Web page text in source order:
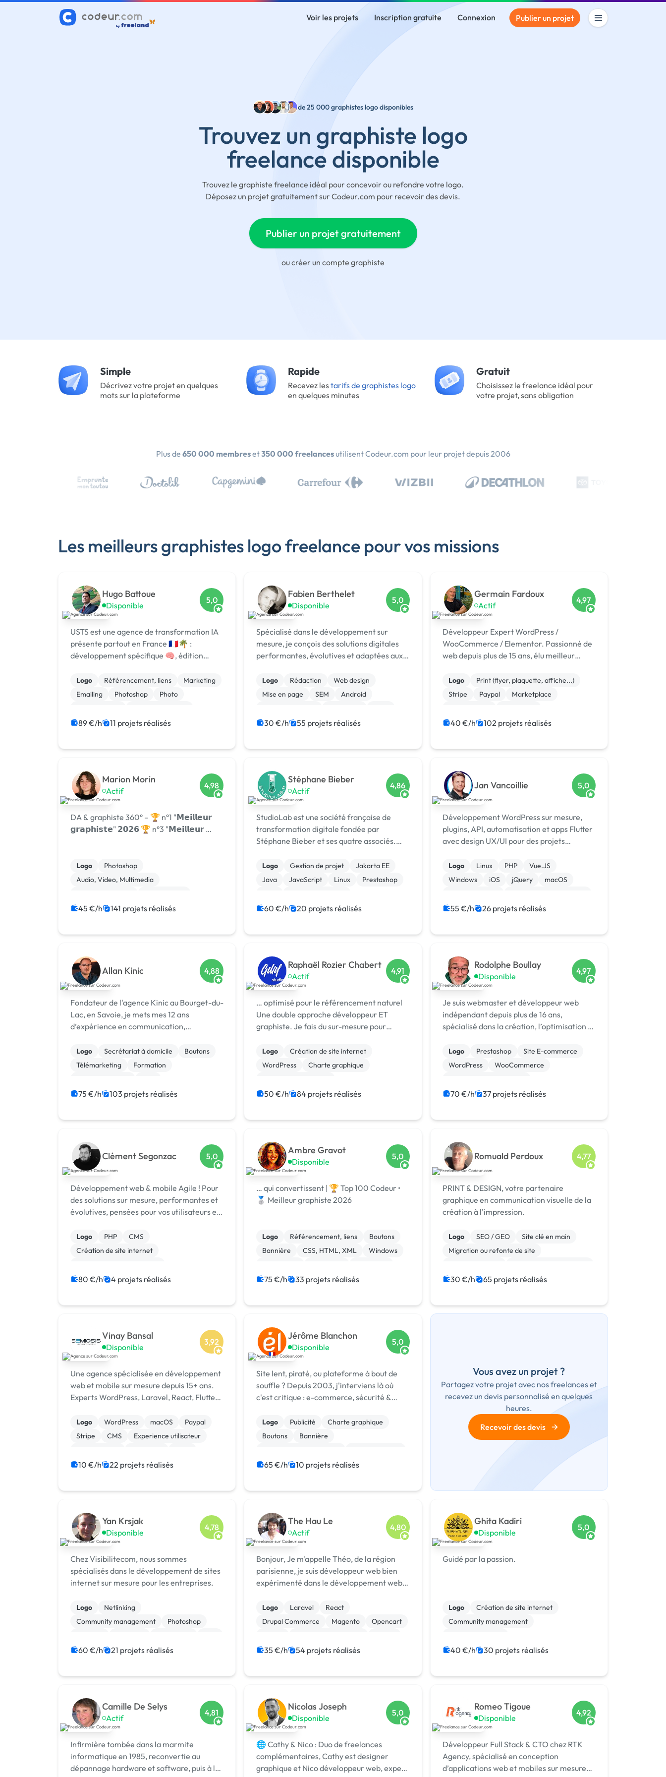
Voir les projets Inscription gratuite Connexion Publier un projet
de 25 000 graphistes logo disponibles
Trouvez un graphiste logo
freelance disponible
Trouvez le graphiste freelance idéal pour concevoir ou refondre votre logo.
Déposez un projet gratuitement sur Codeur.com pour recevoir des devis.
Publier un projet gratuitement
oucréer un compte graphiste
Simple
Décrivez votre projet en quelques
mots sur la plateforme
Rapide
Recevez lestarifs de graphistes logo
en quelques minutes
Gratuit
Choisissez le freelance idéal pour
votre projet, sans obligation
Plus de 650 000 membreset350 000 freelancesutilisent Codeur.com pour leur projet depuis 2006
Les meilleurs graphistes logo freelance pour vos missions
Hugo Battoue
Disponible
5,0
USTS est une agence de transformation IA
présente partout en France 🇫🇷🌴 :
développement spécifique 🧠, édition
Agréée CII, CIR, Qualiopi, 1er [URL
MASQUÉE] 🏆 !
Logo Référencement, liens
Marketing
Emailing
Photoshop
Photo
Boutons
Bannière
89 €/h 11 projets réalisés
Fabien Berthelet
Disponible
5,0
Spécialisé dans le développement sur
mesure, je conçois des solutions digitales
performantes, évolutives et adaptées aux
Logo Rédaction
Web design
Mise en page
SEM
Android
iOS
30 €/h 55 projets réalisés
Germain Fardoux
Actif
4,97
Développeur Expert WordPress /
WooCommerce / Elementor. Passionné de
web depuis plus de 15 ans, élu meilleur
Logo
Print (flyer, plaquette, affiche...)
Stripe
Paypal
Marketplace
Site clé en main
Système de paiement
40 €/h 102 projets réalisés
Marion Morin
Actif
4,98
DA & graphiste 360° – 🏆 n°1 "𝗠𝗲𝗶𝗹𝗹𝗲𝘂𝗿
𝗴𝗿𝗮𝗽𝗵𝗶𝘀𝘁𝗲" 𝟮𝟬𝟮𝟲 🏆 n°3 "𝗠𝗲𝗶𝗹𝗹𝗲𝘂𝗿 …
Logo
Photoshop
Audio, Video, Multimedia
Motion design
Animation 3D
Création de site internet
45 €/h 141 projets réalisés
Stéphane Bieber
Actif
4,86
StudioLab est une société française de
transformation digitale fondée par
Stéphane Bieber et ses quatre associés.
accompagne depuis plus de 20 ans les
entrepr
Logo Gestion de projet
Jakarta EE
Java
JavaScript Linux
Prestashop
Modules et composants
60 €/h 20 projets réalisés
Jan Vancoillie 5,0
Développement WordPress sur mesure,
plugins, API, automatisation et apps Flutter
avec design UX/UI pour des projets
Logo Linux PHP
Vue.JS
Windows
iOS jQuery
macOS
55 €/h 26 projets réalisés
Allan Kinic 4,88
Fondateur de l'agence Kinic au Bourget-du-
Lac, en Savoie, je mets mes 12 ans
d’expérience en communication,
service des entreprises. Investi également
dans le secteur du sport, je conçois des
Logo Secrétariat à domicile
Boutons
Télémarketing
Formation
Campagne display avec bannières
Création ou conversion ebook
75 €/h 103 projets réalisés
Raphaël Rozier Chabert
Actif
4,91
… optimisé pour le référencement naturel
Une double approche développeur ET
graphiste. Je fais du sur-mesure pour
Logo
Création de site internet
WordPress
Charte graphique
Migration ou refonte de site
Photoshop
Système de paiement
50 €/h 84 projets réalisés
Rodolphe Boullay
Disponible
4,97
Je suis webmaster et développeur web
indépendant depuis plus de 16 ans,
spécialisé dans la création, l’optimisation et
PrestaShop, WordPress et WooCommerce.
Mon
Logo Prestashop
Site E-commerce
WordPress
WooCommerce
Migration ou refonte de site
70 €/h 37 projets réalisés
Clément Segonzac 5,0
Développement web & mobile Agile ! Pour
des solutions sur mesure, performantes et
évolutives, pensées pour vos utilisateurs et
Logo PHP
CMS
Création de site internet
Experience utilisateur
Gestion site web
Migration ou refonte de site
80 €/h 4 projets réalisés
Ambre Gravot
Disponible
5,0
… qui convertissent | 🏆 Top 100 Codeur •
🥈 Meilleur graphiste 2026
Logo Référencement, liens
Boutons
Bannière
CSS, HTML, XML
Windows
Print (flyer, plaquette, affiche...)
75 €/h 33 projets réalisés
Romuald Perdoux 4,77
PRINT & DESIGN, votre partenaire
graphique en communication visuelle de la
création à l’impression.
Logo SEO / GEO
Site clé en main
Migration ou refonte de site
WooCommerce
Système de paiement
30 €/h 65 projets réalisés
Vinay Bansal
Disponible
3,92
Une agence spécialisée en développement
web et mobile sur mesure depuis 15+ ans.
Experts WordPress, Laravel, React, Flutter,
pays. [URL MASQUÉE]
Logo WordPress macOS
Paypal
Stripe
CMS
Experience utilisateur
10 €/h 22 projets réalisés
Jérôme Blanchon
Disponible
5,0
Site lent, piraté, ou plateforme à bout de
souffle ? Depuis 2003, j'interviens là où
c'est critique : e-commerce, sécurité &
développement sur mesure.
Logo Publicité
Charte graphique
Boutons
Bannière
SaaS
Modules et composants
65 €/h 10 projets réalisés
Vous avez un projet ?
Partagez votre projet avec nos freelances et
recevez un devis personnalisé en quelques
heures.
Recevoir des devis
→
Yan Krsjak
Disponible
4,78
Chez Visibilitecom, nous sommes
spécialisés dans le développement de sites
internet sur mesure pour les entreprises.
Logo
Netlinking
Community management
Photoshop
Google Ads
Emailing
60 €/h 21 projets réalisés
The Hau Le
Actif
4,80
Bonjour, Je m'appelle Théo, de la région
parisienne, je suis développeur web bien
expérimenté dans le développement web
CSS3, jQuery, NodeJs, RectJs, React
Native, NextJS, Prisma... et CMS comme
Logo Laravel
React
Drupal Commerce
Magento
Opencart
Joomla
35 €/h 54 projets réalisés
Ghita Kadiri
Disponible
5,0
Guidé par la passion.
Logo
Création de site internet
Community management
Audio, Video, Multimedia
WordPress
Marketing
40 €/h 30 projets réalisés
Camille De Selys
Actif
4,81
Infirmière tombée dans la marmite
informatique en 1985, reconvertie au
dépannage hardware et software, puis à la
Nicolas Joseph
Disponible
5,0
🌐 Cathy & Nico : Duo de freelances
complémentaires, Cathy est designer
graphique et Nico développeur web, expert
Romeo Tigoue
Disponible
4,92
Développeur Full Stack & CTO chez RTK
Agency, spécialisé en conception
d’applications web et mobiles sur mesure